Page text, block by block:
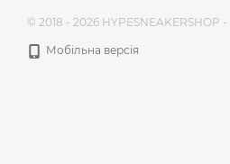
© 2018 - 2026 HYPESNEAKERSHOP -
Мобільна версія